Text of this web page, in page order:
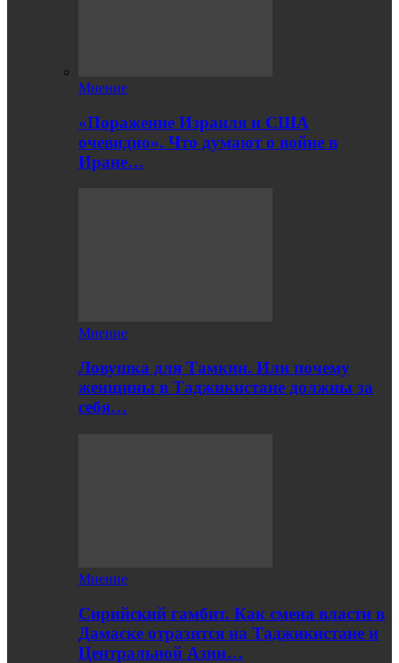
Мнение
«Поражение Израиля и США
очевидно». Что думают о войне в
Иране…
Мнение
Ловушка для Тамкин. Или почему
женщины в Таджикистане должны за
себя…
Мнение
Сирийский гамбит. Как смена власти в
Дамаске отразится на Таджикистане и
Центральной Азии…